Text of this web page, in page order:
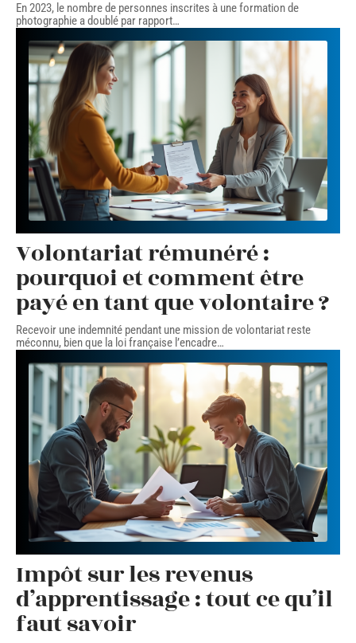
En 2023, le nombre de personnes inscrites à une formation de
photographie a doublé par rapport…
Volontariat rémunéré :
pourquoi et comment être
payé en tant que volontaire ?
Recevoir une indemnité pendant une mission de volontariat reste
méconnu, bien que la loi française l’encadre…
Impôt sur les revenus
d’apprentissage : tout ce qu’il
faut savoir